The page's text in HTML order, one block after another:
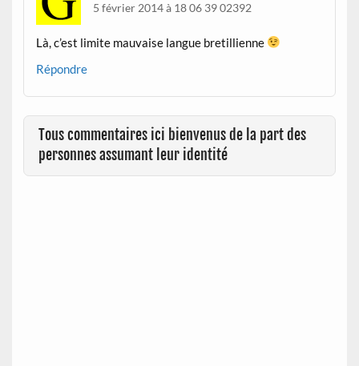
5 février 2014 à 18 06 39 02392
Là, c’est limite mauvaise langue bretillienne
Répondre
Tous commentaires ici bienvenus de la part des
personnes assumant leur identité